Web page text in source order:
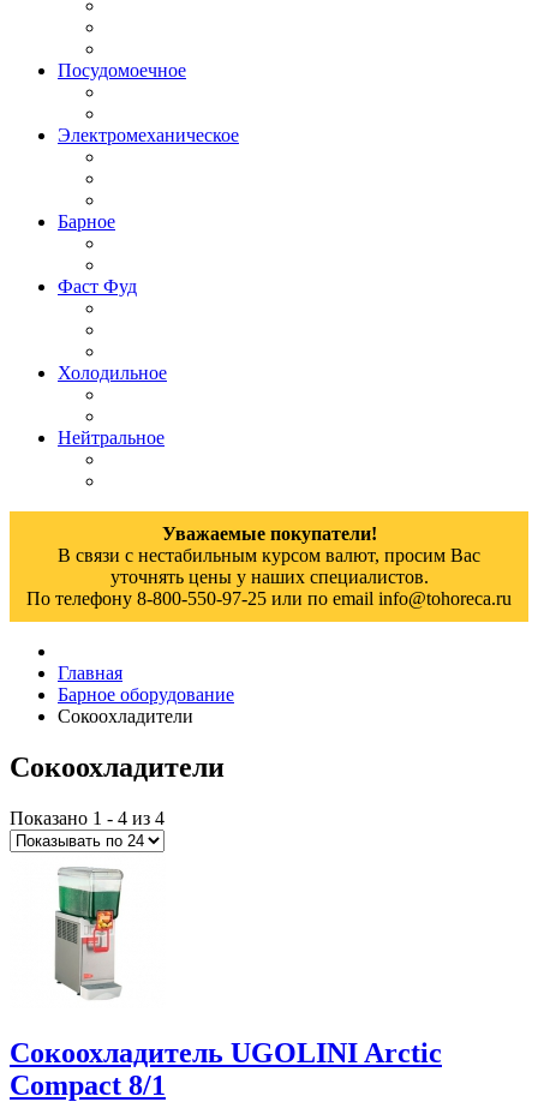
Посудомоечное
Электромеханическое
Барное
Фаст Фуд
Холодильное
Нейтральное
Уважаемые покупатели!
В связи с нестабильным курсом валют, просим Вас
уточнять цены у наших специалистов.
По телефону 8-800-550-97-25 или по email info@tohoreca.ru
Главная
Барное оборудование
Сокоохладители
Сокоохладители
Показано 1 - 4 из 4
Сокоохладитель UGOLINI Arctic
Compact 8/1